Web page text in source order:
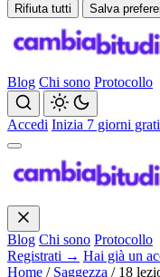
Rifiuta tutti
Salva
Blog Chi sono Protocollo
Accedi Inizia 7 giorni
Blog Chi sono Protocollo
Registrati → Hai già un
Home / Saggezza / 18